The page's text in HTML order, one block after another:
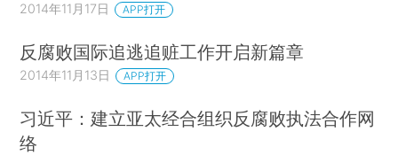
2014年11月17日 APP打开
反腐败国际追逃追赃工作开启新篇章
2014年11月13日 APP打开
习近平：建立亚太经合组织反腐败执法合作网
络